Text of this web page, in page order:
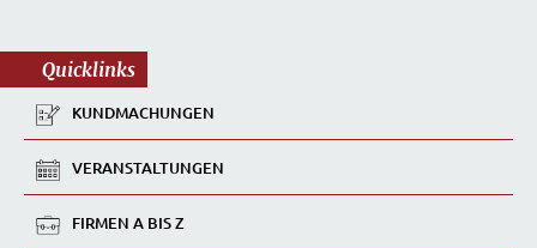
Quicklinks
KUNDMACHUNGEN
VERANSTALTUNGEN
FIRMEN A BIS Z